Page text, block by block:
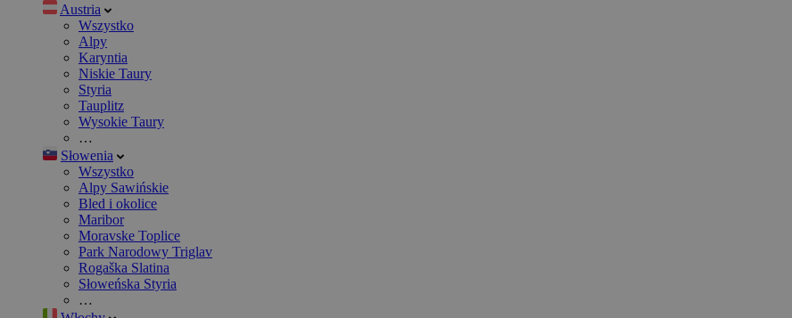
Austria
Wszystko
Alpy
Karyntia
Niskie Taury
Styria
Tauplitz
Wysokie Taury
…
Słowenia
Wszystko
Alpy Sawińskie
Bled i okolice
Maribor
Moravske Toplice
Park Narodowy Triglav
Rogaška Slatina
Słoweńska Styria
…